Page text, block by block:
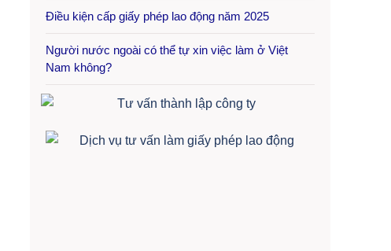
Điều kiện cấp giấy phép lao động năm 2025
Người nước ngoài có thể tự xin việc làm ở Việt
Nam không?